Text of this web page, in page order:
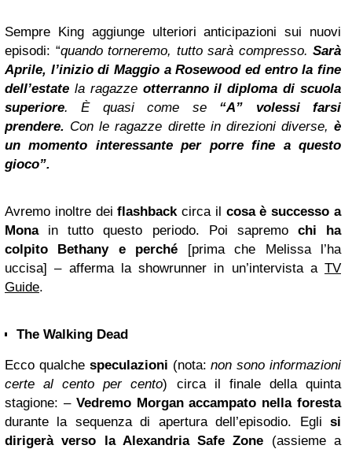
Sempre King aggiunge ulteriori anticipazioni sui nuovi
episodi: “quando torneremo, tutto sarà compresso. Sarà
Aprile, l’inizio di Maggio a Rosewood ed entro la fine
dell’estate la ragazze otterranno il diploma di scuola
superiore. È quasi come se “A” volessi farsi
prendere. Con le ragazze dirette in direzioni diverse, è
un momento interessante per porre fine a questo
gioco”.
Avremo inoltre deiflashbackcirca il cosa è successo a
Monain tutto questo periodo. Poi sapremo chi ha
colpito Bethany e perché [prima che Melissa l’ha
uccisa] – afferma la showrunner in un’intervista a TV
Guide.
The Walking Dead
Ecco qualche speculazioni (nota:non sono informazioni
certe al cento per cento) circa il finale della quinta
stagione: – Vedremo Morgan accampato nella foresta
durante la sequenza di apertura dell’episodio. Egli si
dirigerà verso la Alexandria Safe Zone (assieme a